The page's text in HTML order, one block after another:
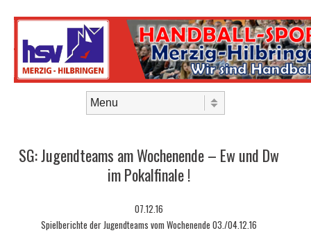
SG: Jugendteams am Wochenende – Ew und Dw
im Pokalfinale !
07.12.16
Spielberichte der Jugendteams vom Wochenende 03./04.12.16